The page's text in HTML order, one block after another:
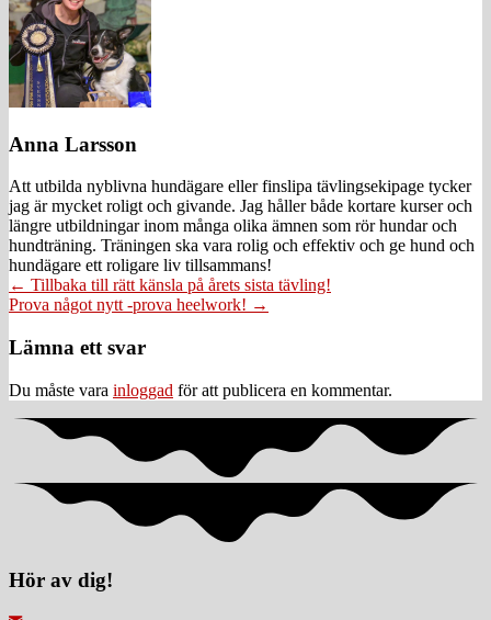
Anna Larsson
Att utbilda nyblivna hundägare eller finslipa tävlingsekipage tycker
jag är mycket roligt och givande. Jag håller både kortare kurser och
längre utbildningar inom många olika ämnen som rör hundar och
hundträning. Träningen ska vara rolig och effektiv och ge hund och
hundägare ett roligare liv tillsammans!
Posts
navigation
← Tillbaka till rätt känsla på årets sista tävling!
Prova något nytt -prova heelwork! →
Läsarkommentarer
Lämna ett svar
Du måste vara inloggad för att publicera en kommentar.
Hör av dig!